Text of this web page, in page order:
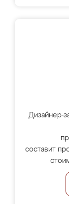
Дизайнер-
составит